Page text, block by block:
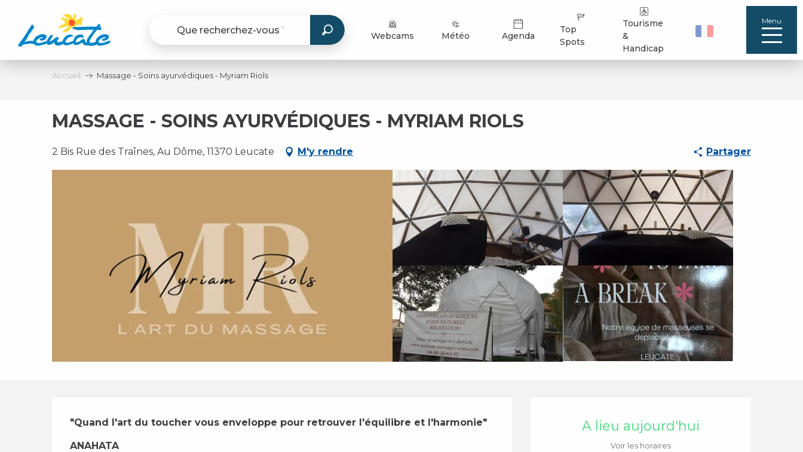
contenu
principal
Webcams Météo Agenda
Top
Spots
Tourisme
&
Handicap
Menu
Accueil Massage - Soins ayurvédiques - Myriam Riols
MASSAGE - SOINS AYURVÉDIQUES - MYRIAM RIOLS
2 Bis Rue des Traînes, Au Dôme, 11370 Leucate M'y rendre Partager
Ouverture et
A lieu aujourd'hui
Voir les horaires
Description
"Quand l'art du toucher vous enveloppe pour retrouver l'équilibre et l'harmonie"
ANAHATA